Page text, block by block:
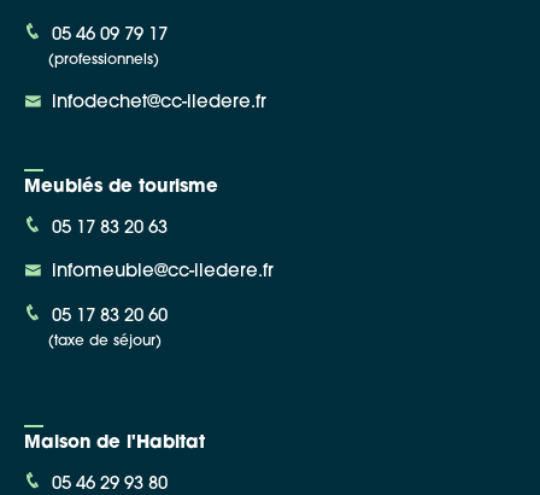
05 46 09 79 17
(professionnels)
infodechet@cc-iledere.fr
Meublés de tourisme
05 17 83 20 63
infomeuble@cc-iledere.fr
05 17 83 20 60
(taxe de séjour)
Maison de l'Habitat
05 46 29 93 80